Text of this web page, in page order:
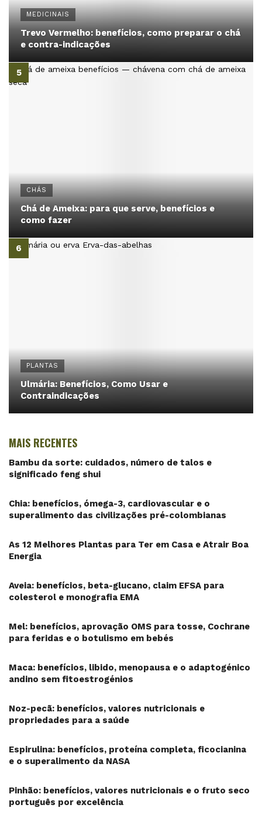
MEDICINAIS
Trevo Vermelho: benefícios, como preparar o chá
e contra-indicações
CHÁS
Chá de Ameixa: para que serve, benefícios e
como fazer
PLANTAS
Ulmária: Benefícios, Como Usar e
Contraindicações
MAIS RECENTES
Bambu da sorte: cuidados, número de talos e
significado feng shui
Chia: benefícios, ómega-3, cardiovascular e o
superalimento das civilizações pré-colombianas
As 12 Melhores Plantas para Ter em Casa e Atrair Boa
Energia
Aveia: benefícios, beta-glucano, claim EFSA para
colesterol e monografia EMA
Mel: benefícios, aprovação OMS para tosse, Cochrane
para feridas e o botulismo em bebés
Maca: benefícios, libido, menopausa e o adaptogénico
andino sem fitoestrogénios
Noz-pecã: benefícios, valores nutricionais e
propriedades para a saúde
Espirulina: benefícios, proteína completa, ficocianina
e o superalimento da NASA
Pinhão: benefícios, valores nutricionais e o fruto seco
português por excelência